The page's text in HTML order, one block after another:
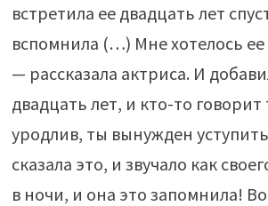
встретила ее двадцать лет
вспомнила (…) Мне хотелось ее
— рассказала актриса. И
двадцать лет, и кто-то говорит
уродлив, ты вынужден
сказала это, и звучало как
в ночи, и она это запомнила!